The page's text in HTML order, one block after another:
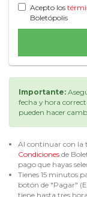
Acepto los
Boletópolis
Importante:
fecha y hora
pueden hacer
Al continuar con la
Condiciones de
pago que hayas
Tienes 15 minutos
botón de "Pagar"
tiene hasta tres